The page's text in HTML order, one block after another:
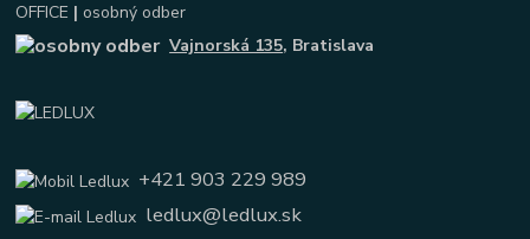
OFFICE | osobný odber
Vajnorská 135, Bratislava
+421 903 229 989
ledlux@ledlux.sk